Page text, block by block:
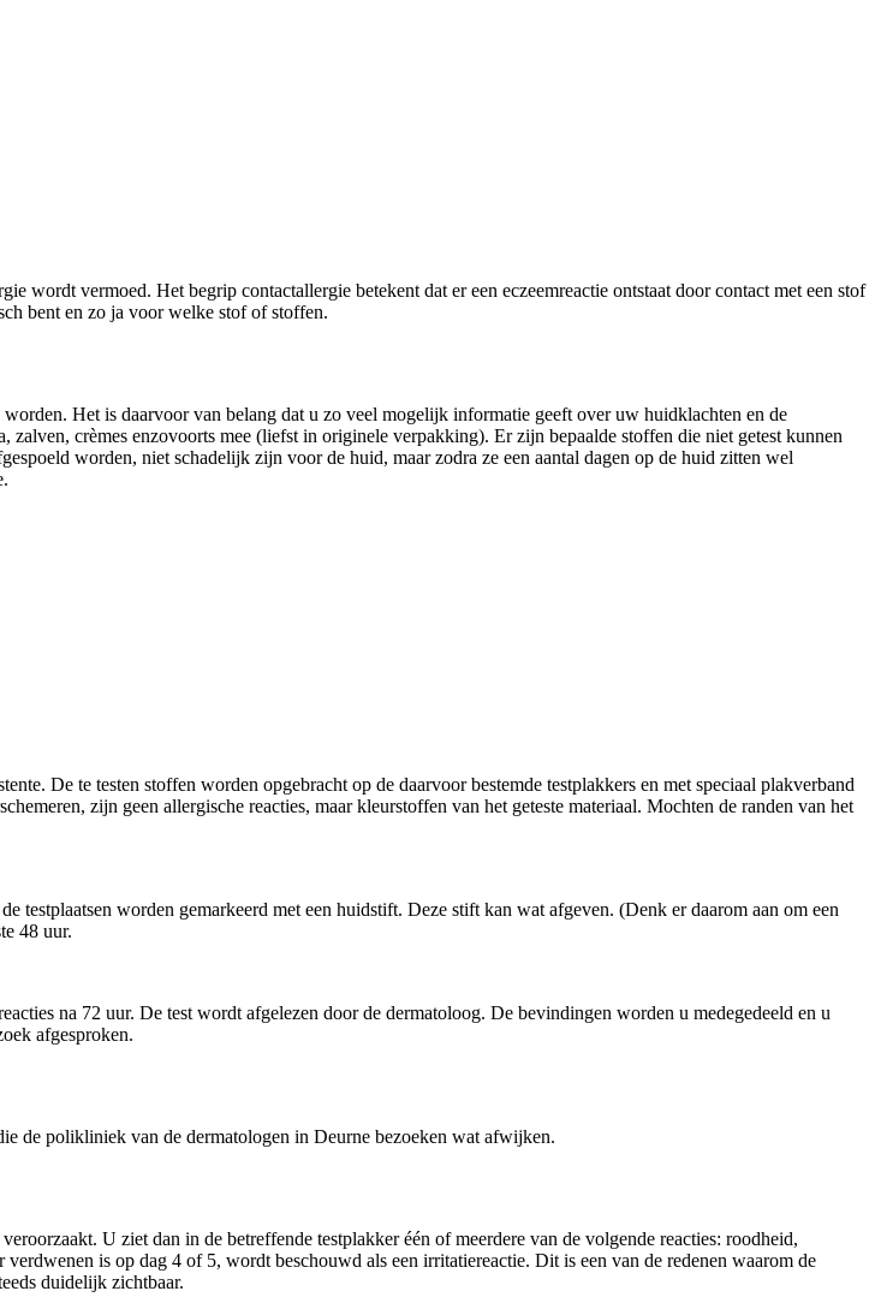
wordt vermoed. Het begrip contactallergie betekent dat er een eczeemreactie ontstaat door contact met een stof
bent en zo ja voor welke stof of stoffen.
Het is daarvoor van belang dat u zo veel mogelijk informatie geeft over uw huidklachten en de
crèmes enzovoorts mee (liefst in originele verpakking). Er zijn bepaalde stoffen die niet getest kunnen
worden, niet schadelijk zijn voor de huid, maar zodra ze een aantal dagen op de huid zitten wel
De te testen stoffen worden opgebracht op de daarvoor bestemde testplakkers en met speciaal plakverband
zijn geen allergische reacties, maar kleurstoffen van het geteste materiaal. Mochten de randen van het
testplaatsen worden gemarkeerd met een huidstift. Deze stift kan wat afgeven. (Denk er daarom aan om een
48 uur.
na 72 uur. De test wordt afgelezen door de dermatoloog. De bevindingen worden u medegedeeld en u
afgesproken.
de polikliniek van de dermatologen in Deurne bezoeken wat afwijken.
U ziet dan in de betreffende testplakker één of meerdere van de volgende reacties: roodheid,
is op dag 4 of 5, wordt beschouwd als een irritatiereactie. Dit is een van de redenen waarom de
duidelijk zichtbaar.